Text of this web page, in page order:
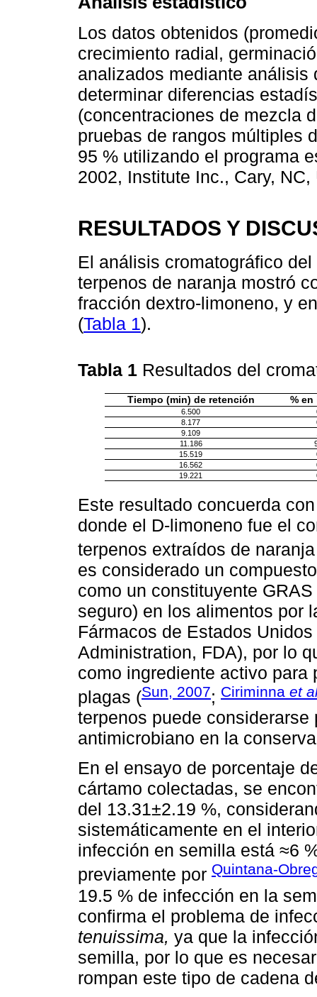
Los datos obtenidos
crecimiento radial,
analizados mediante análisis
determinar diferencias
(concentraciones de mezcla
pruebas de rangos múltiples
95 % utilizando el programa
2002, Institute Inc., Cary, NC,
RESULTADOS Y
El análisis cromatográfico
terpenos de naranja mostró
fracción dextro-limoneno, y
(Tabla 1).
Tabla 1 Resultados del
Tiempo (min) de retención % en
6.500
8.177
9.109
11.186
15.519
16.562
19.221
Este resultado concuerda
donde el D-limoneno fue el
terpenos extraídos de
es considerado un
como un constituyente
seguro) en los alimentos por
Fármacos de Estados
Administration, FDA), por lo
como ingrediente activo
plagas (Sun, 2007; Ciriminna et
terpenos puede
antimicrobiano en la
En el ensayo de porcentaje
cártamo colectadas, se
del 13.31±2.19 %,
sistemáticamente en el
infección en semilla está ≈6
previamente por Quintana-
19.5 % de infección en la
confirma el problema de
tenuissima, ya que la
semilla, por lo que es
rompan este tipo de cadena